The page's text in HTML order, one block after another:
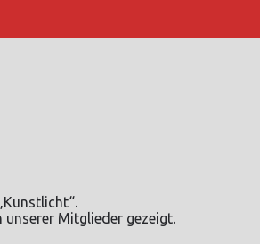
Mitglieder gezeigt.